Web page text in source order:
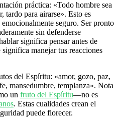
práctica: «Todo hombre sea
tardo para airarse». Esto es
seguro. Ser pronto
sin defenderse
significa pensar antes de
manejar tus reacciones
del Espíritu: «amor, gozo, paz,
mansedumbre, templanza». Nota
un fruto del Espíritu—no es
. Estas cualidades crean el
puede florecer.